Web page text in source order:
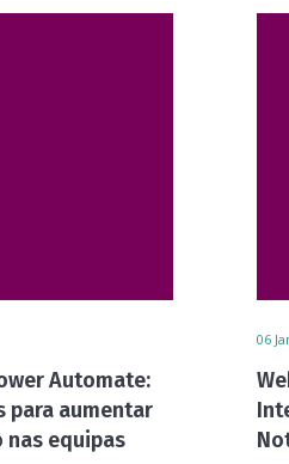
Automate:
para aumentar
equipas
06